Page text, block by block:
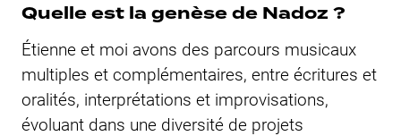
Quelle est la genèse de Nadoz ?
Étienne et moi avons des parcours musicaux
multiples et complémentaires, entre écritures et
oralités, interprétations et improvisations,
évoluant dans une diversité de projets